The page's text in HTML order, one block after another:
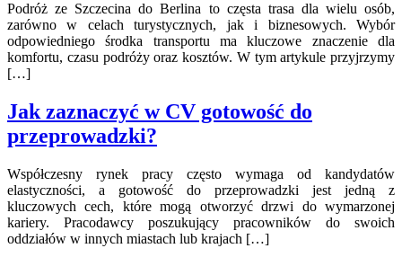
Podróż ze Szczecina do Berlina to częsta trasa dla wielu osób,
zarówno w celach turystycznych, jak i biznesowych. Wybór
odpowiedniego środka transportu ma kluczowe znaczenie dla
komfortu, czasu podróży oraz kosztów. W tym artykule przyjrzymy
[…]
Jak zaznaczyć w CV gotowość do
przeprowadzki?
Współczesny rynek pracy często wymaga od kandydatów
elastyczności, a gotowość do przeprowadzki jest jedną z
kluczowych cech, które mogą otworzyć drzwi do wymarzonej
kariery. Pracodawcy poszukujący pracowników do swoich
oddziałów w innych miastach lub krajach […]